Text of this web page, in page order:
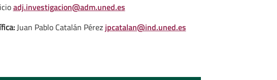
adj.investigacion@adm.uned.es
Juan Pablo Catalán Pérez jpcatalan@ind.uned.es